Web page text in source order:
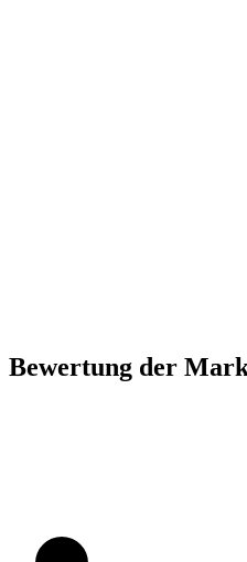
Bewertung der